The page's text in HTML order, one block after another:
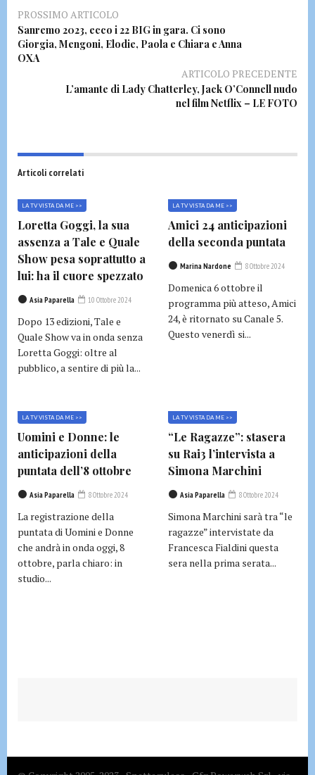
PROSSIMO ARTICOLO
Sanremo 2023, ecco i 22 BIG in gara. Ci sono
Giorgia, Mengoni, Elodie, Paola e Chiara e Anna
OXA
ARTICOLO PRECEDENTE
L’amante di Lady Chatterley, Jack O’Connell nudo
nel film Netflix – LE FOTO
Articoli correlati
LA TV VISTA DA ME >>
Loretta Goggi, la sua
assenza a Tale e Quale
Show pesa soprattutto a
lui: ha il cuore spezzato
Asia Paparella 10 Ottobre 2024
Dopo 13 edizioni, Tale e
Quale Show va in onda senza
Loretta Goggi: oltre al
pubblico, a sentire di più la...
LA TV VISTA DA ME >>
Amici 24 anticipazioni
della seconda puntata
Marina Nardone 8 Ottobre 2024
Domenica 6 ottobre il
programma più atteso, Amici
24, è ritornato su Canale 5.
Questo venerdì si...
LA TV VISTA DA ME >>
Uomini e Donne: le
anticipazioni della
puntata dell’8 ottobre
Asia Paparella 8 Ottobre 2024
La registrazione della
puntata di Uomini e Donne
che andrà in onda oggi, 8
ottobre, parla chiaro: in
studio...
LA TV VISTA DA ME >>
“Le Ragazze”: stasera
su Rai3 l’intervista a
Simona Marchini
Asia Paparella 8 Ottobre 2024
Simona Marchini sarà tra “le
ragazze” intervistate da
Francesca Fialdini questa
sera nella prima serata...